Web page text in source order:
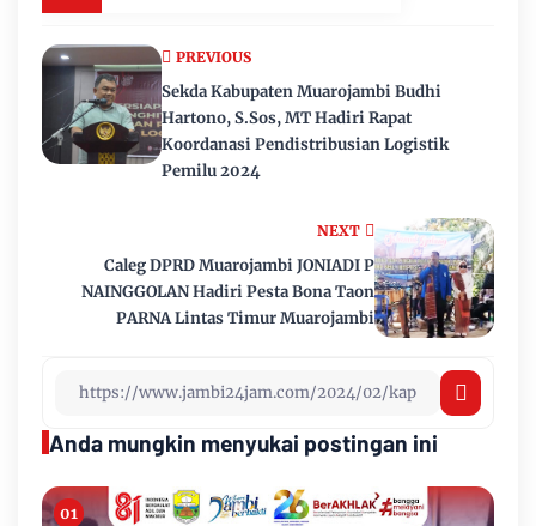
NEXT
Caleg DPRD Muarojambi JONIADI P
NAINGGOLAN Hadiri Pesta Bona Taon
PARNA Lintas Timur Muarojambi
PREVIOUS
Sekda Kabupaten Muarojambi Budhi
Hartono, S.Sos, MT Hadiri Rapat
Koordanasi Pendistribusian Logistik
Pemilu 2024
Anda mungkin menyukai postingan ini